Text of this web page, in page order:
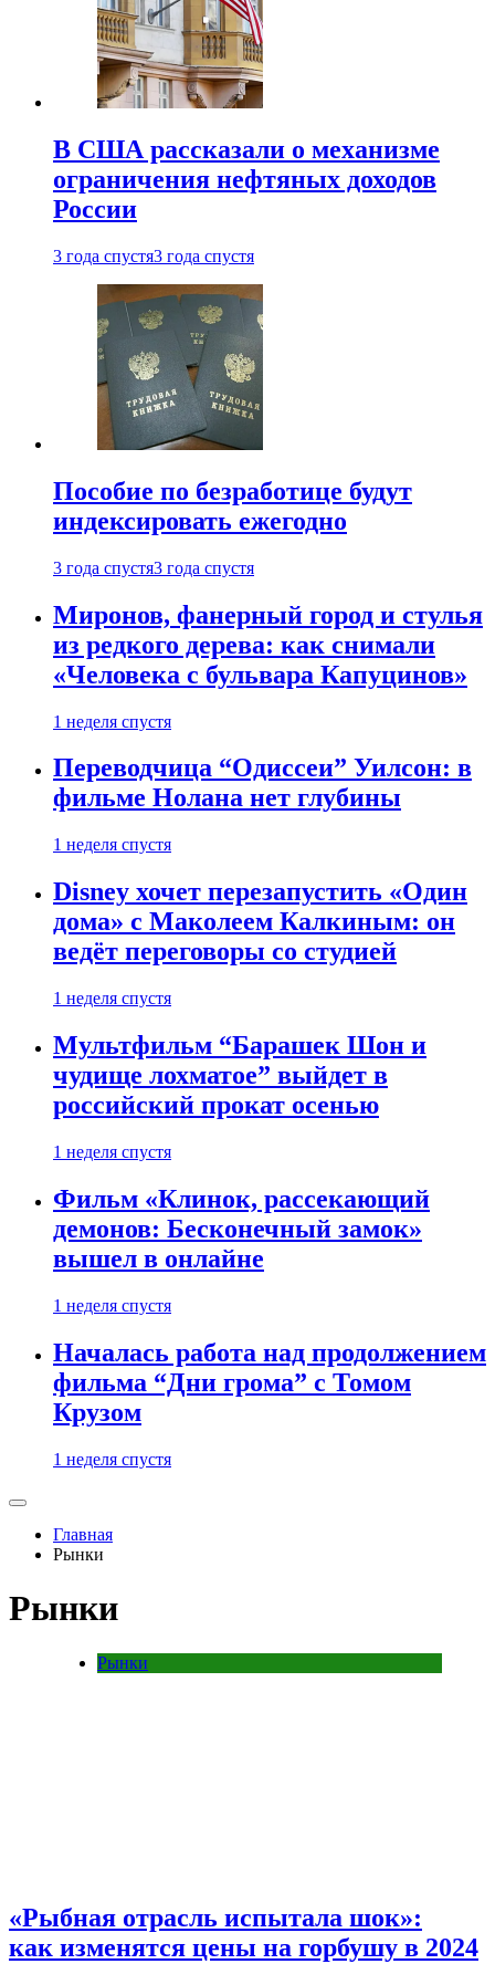
В США рассказали о механизме
ограничения нефтяных доходов
России
3 года спустя3 года спустя
Пособие по безработице будут
индексировать ежегодно
3 года спустя3 года спустя
Миронов, фанерный город и стулья
из редкого дерева: как снимали
«Человека с бульвара Капуцинов»
1 неделя спустя
Переводчица “Одиссеи” Уилсон: в
фильме Нолана нет глубины
1 неделя спустя
Disney хочет перезапустить «Один
дома» с Маколеем Калкиным: он
ведёт переговоры со студией
1 неделя спустя
Мультфильм “Барашек Шон и
чудище лохматое” выйдет в
российский прокат осенью
1 неделя спустя
Фильм «Клинок, рассекающий
демонов: Бесконечный замок»
вышел в онлайне
1 неделя спустя
Началась работа над продолжением
фильма “Дни грома” с Томом
Крузом
1 неделя спустя
Главная
Рынки
Рынки
Рынки
«Рыбная отрасль испытала шок»:
как изменятся цены на горбушу в 2024